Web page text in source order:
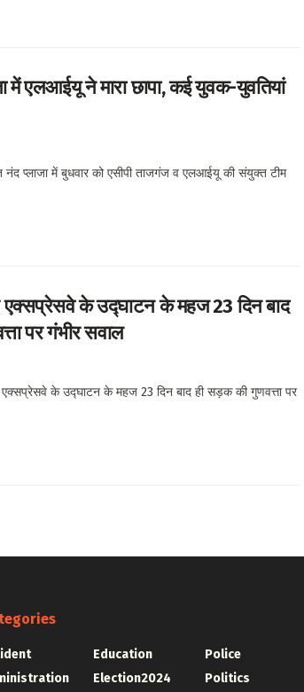
में एलआईयू ने मारा छापा, कई युवक-युवतियां
प्लाजा में बुधवार को एसीपी ताजगंज व एलआईयू की संयुक्त टीम
के उद्घाटन के महज 23 दिन बाद
पर गंभीर सवाल
के उद्घाटन के महज 23 दिन बाद ही सड़क की गुणवत्ता पर
Education
Election2024
Police
Politics